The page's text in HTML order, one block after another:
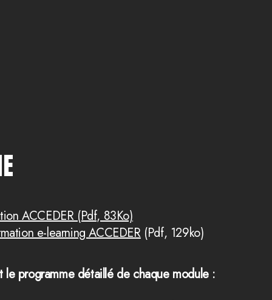
ACCEDER (Pdf, 83Ko)
e-learning ACCEDER(Pdf, 129ko)
le programme détaillé de chaque module :